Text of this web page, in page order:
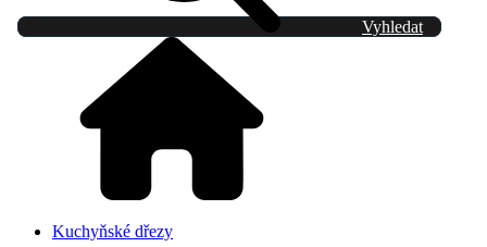
Vyhledat
Kuchyňské dřezy